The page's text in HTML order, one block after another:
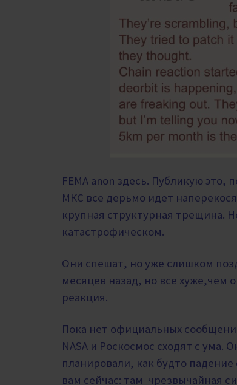
FEMA anon здесь. Публикую это,
МКС все дерьмо идет
крупная структурная трещина.
катастрофическом.
Они спешат, но уже слишком
месяцев назад, но все хуже,чем
реакция.
Пока нет официальных
NASA и Роскосмос сходят с ума.
планировали, как будто
вам сейчас: там чрезвычайная